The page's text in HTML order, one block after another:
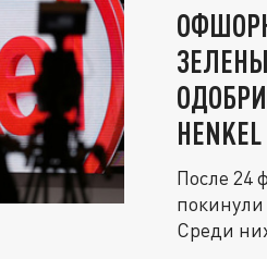
HENKEL
После 24
Среди